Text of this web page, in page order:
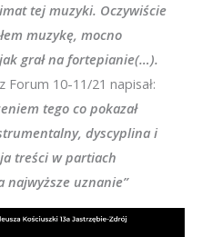
tej muzyki. Oczywiście
muzykę, mocno
grał na fortepianie(…).
Forum 10-11/21 napisał:
tego co pokazał
dyscyplina i
treści w partiach
najwyższe uznanie”